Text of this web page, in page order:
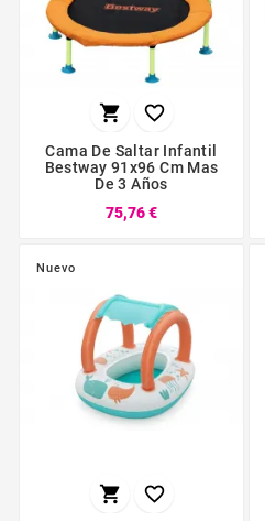
 
Cama De Saltar Infantil
Bestway 91x96 Cm Mas
De 3 Años
75,76 €
Nuevo
 